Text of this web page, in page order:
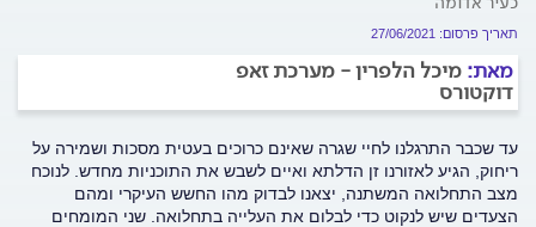
תאריך פרסום: 27/06/2021
מאת: מיכל הלפרין - מערכת זאפ
דוקטורס
עד שכבר התרגלנו לחיי שגרה שאינם כרוכים בעטית מסכות ושמירה על
ריחוק, הגיע לאזורנו זן הדלתא ואיים לשבש את התוכניות מחדש. לנוכח
מצב התחלואה המשתנה, יצאנו לבדוק מהו החשש העיקרי ומהם
הצעדים שיש לנקוט כדי לבלום את העלייה בתחלואה. שני המומחים